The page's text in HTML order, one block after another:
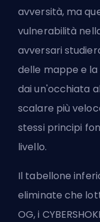
avversità, ma
vulnerabilità
avversari
delle mappe e
dai un'occhiata
scalare più
stessi principi
livello.
Il tabellone
eliminate che
OG, i